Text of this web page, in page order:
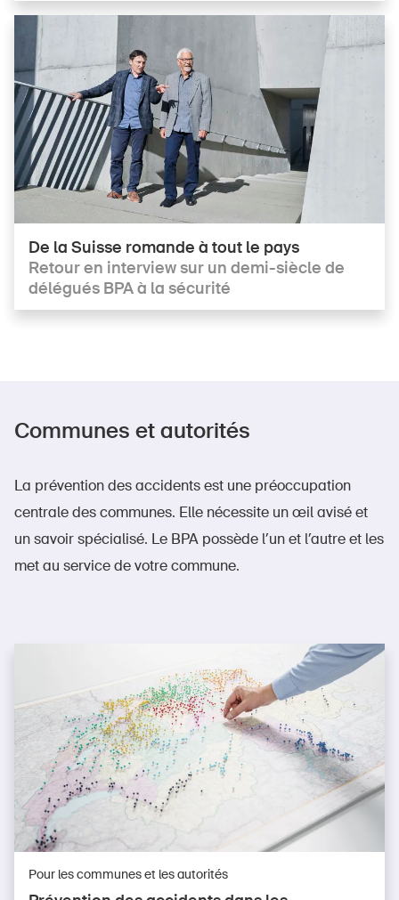
DE FR IT EN
Page d'accueil
De la Suisse romande à tout le pays
Retour en interview sur un demi-siècle de
délégués BPA à la sécurité
Communes et autorités
La prévention des accidents est une préoccupation
centrale des communes. Elle nécessite un œil avisé et
un savoir spécialisé. Le BPA possède l’un et l’autre et les
met au service de votre commune.
Pour les communes et les autorités